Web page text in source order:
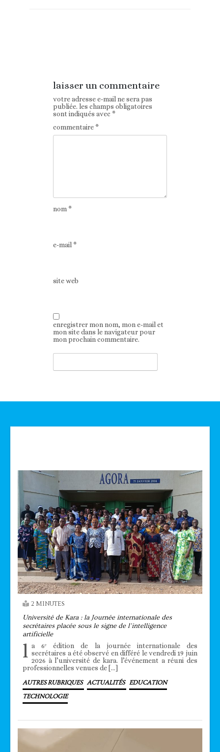
laisser un commentaire
votre adresse e-mail ne sera pas
publiée. les champs obligatoires
sont indiqués avec*
commentaire*
nom*
e-mail*
site web
enregistrer mon nom, mon e-mail et
mon site dans le navigateur pour
mon prochain commentaire.
2 MINUTES
Université de Kara : la Journée internationale des
secrétaires placée sous le signe de l’intelligence
artificielle
l a 6ᵉ édition de la journée internationale des
secrétaires a été observé en différé le vendredi 19 juin
2026 à l’université de kara. l’événement a réuni des
professionnelles venues de […]
AUTRES RUBRIQUES ACTUALITÉS EDUCATION
TECHNOLOGIE